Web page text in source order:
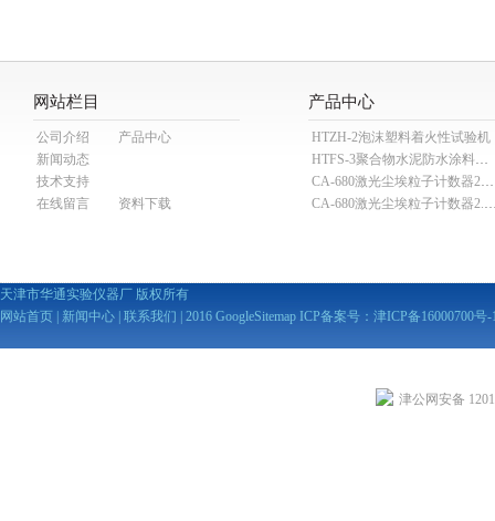
网站栏目
公司介绍
产品中心
新闻动态
技术支持
在线留言
资料下载
产品中心
HTZH-2泡沫塑料着火性试验机
HTFS-3聚合物水泥防水涂料分散机
CA-680激光尘埃粒子计数器28.3L
CA-680激光尘埃粒子
天津市华通实验仪器厂 版权所有
网站首页
新闻中心 联系我们 | 2016 GoogleSitemap ICP备案号： 津ICP备16000700号-
津公网安备